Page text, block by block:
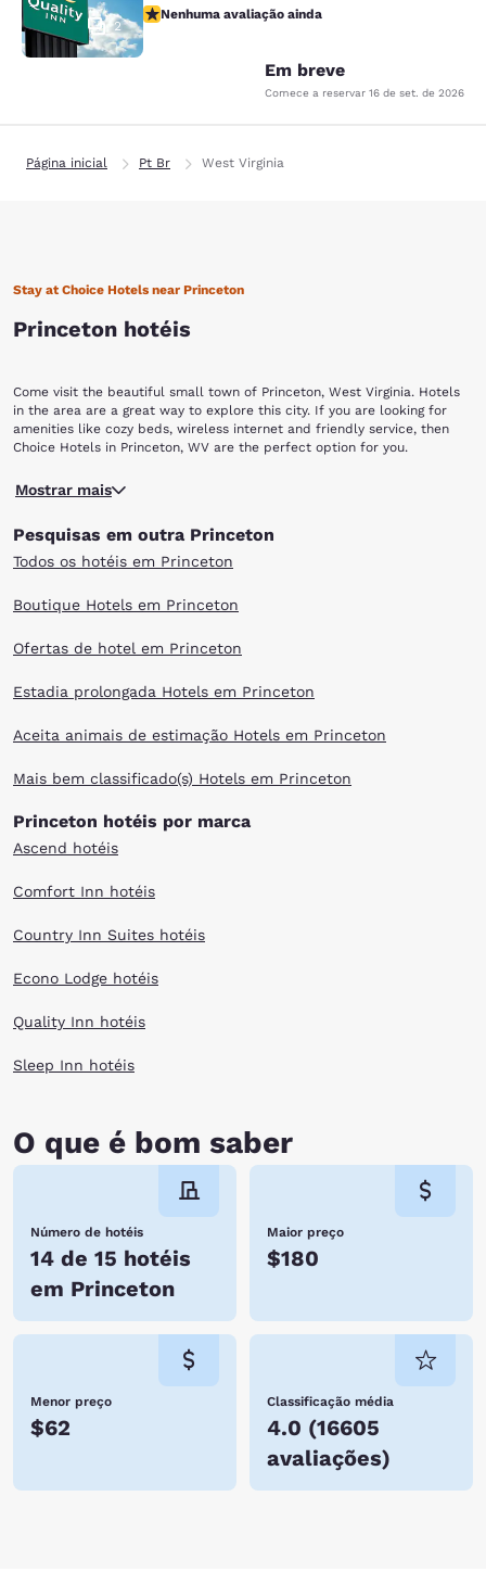
2
Nenhuma avaliação ainda
Nenhuma avaliação ainda
Em breve
Comece a reservar 16 de set. de 2026
Página inicial Pt Br West Virginia
Stay at Choice Hotels near Princeton
Princeton hotéis
Come visit the beautiful small town of Princeton, West Virginia. Hotels
in the area are a great way to explore this city. If you are looking for
amenities like cozy beds, wireless internet and friendly service, then
Choice Hotels in Princeton, WV are the perfect option for you.
Nestled in the corner of West Virginia, Princeton is a small town that
will charm you with its history and culture. Home to many libraries,
that is hard to beat. When in the area, check out the Railroad Museum
and the Mercer County Agricultural museum for a unique perspective
who served. Sports lovers will enjoy the major league-sponsored
If you like the fast lane, take to the Princeton Speedway and race on
there are a variety of things do in Princeton, WV. Choice Hotels in
Princeton, WV offer great rooms that can fit your budget.
Mostrar mais
Pesquisas em outra Princeton
Todos os hotéis em Princeton
Boutique Hotels em Princeton
Ofertas de hotel em Princeton
Estadia prolongada Hotels em Princeton
Aceita animais de estimação Hotels em Princeton
Mais bem classificado(s) Hotels em Princeton
Princeton hotéis por marca
Ascend hotéis
Comfort Inn hotéis
Country Inn Suites hotéis
Econo Lodge hotéis
Quality Inn hotéis
Sleep Inn hotéis
O que é bom saber
Número de hotéis
14 de 15 hotéis
em Princeton
Maior preço
$180
Menor preço
$62
Classificação média
4.0 (16605
avaliações)